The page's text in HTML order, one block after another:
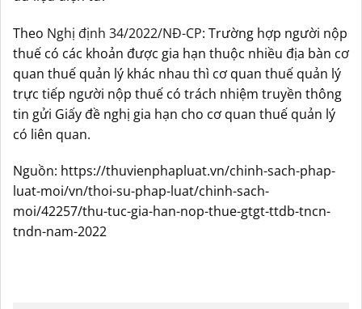
Theo Nghị định 34/2022/NĐ-CP: Trường hợp người nộp
thuế có các khoản được gia hạn thuộc nhiều địa bàn cơ
quan thuế quản lý khác nhau thì cơ quan thuế quản lý
trực tiếp người nộp thuế có trách nhiệm truyền thông
tin gửi Giấy đề nghị gia hạn cho cơ quan thuế quản lý
có liên quan.
Nguồn: https://thuvienphapluat.vn/chinh-sach-phap-
luat-moi/vn/thoi-su-phap-luat/chinh-sach-
moi/42257/thu-tuc-gia-han-nop-thue-gtgt-ttdb-tncn-
tndn-nam-2022